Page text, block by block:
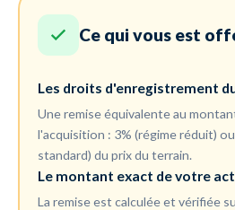
Ce qui vous est
Les droits d'enregistrement
Une remise équivalente au
l'acquisition : 3% (régime réduit)
standard) du prix du terrain.
Le montant exact de votre
La remise est calculée et vérifiée